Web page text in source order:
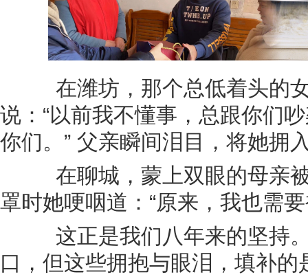
在潍坊，那个总低着头的女
说：“以前我不懂事，总跟你们
你们。” 父亲瞬间泪目，将她拥
在聊城，蒙上双眼的母亲被
罩时她哽咽道：“原来，我也需
这正是我们八年来的坚持。
口，但这些拥抱与眼泪，填补的